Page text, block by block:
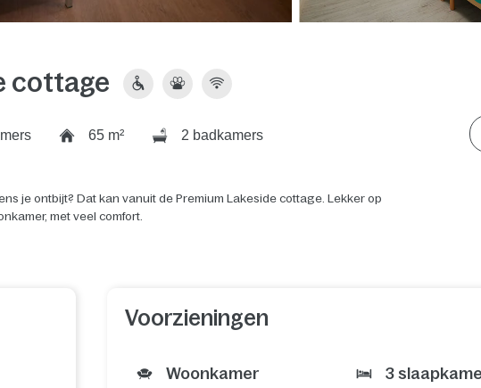
cottage
65 m²
2 badkamers
je ontbijt? Dat kan vanuit de Premium Lakeside cottage. Lekker op
met veel comfort.
Voorzieningen
Woonkamer 3